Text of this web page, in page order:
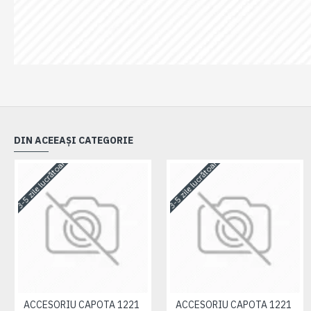
DIN ACEEAȘI CATEGORIE
3-5 zile lucrătoare
ACCESORIU CAPOTA 1221
3-5 zile lucrătoare
ACCESORIU CAPOTA 1221